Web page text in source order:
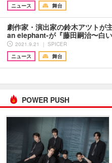
ニュース
舞台
劇作家・演出家の鈴木アツトが
an elephant-が『藤田嗣治〜白
2021.9.21 ｜ SPICER
ニュース
舞台
POWER PUSH